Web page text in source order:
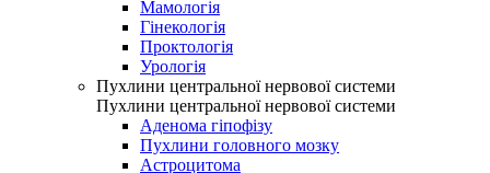
Мамологія
Гінекологія
Проктологія
Урологія
Пухлини центральної нервової системи
Пухлини центральної нервової системи
Аденома гіпофізу
Пухлини головного мозку
Астроцитома